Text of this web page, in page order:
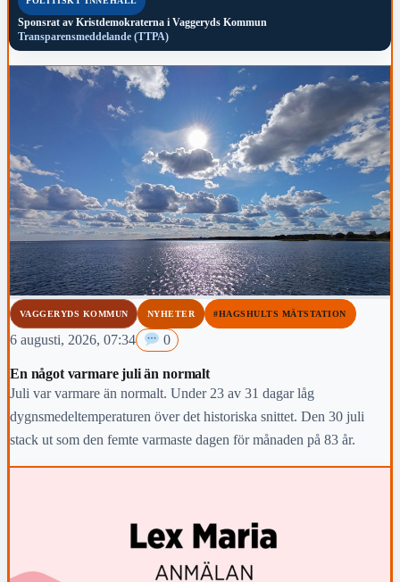
Sponsrat av Kristdemokraterna i Vaggeryds Kommun
Transparensmeddelande (TTPA)
VAGGERYDS KOMMUN NYHETER #HAGSHULTS MÄTSTATION
6 augusti, 2026, 07:34 0
En något varmare juli än normalt
Juli var varmare än normalt. Under 23 av 31 dagar låg
dygnsmedeltemperaturen över det historiska snittet. Den 30 juli
stack ut som den femte varmaste dagen för månaden på 83 år.